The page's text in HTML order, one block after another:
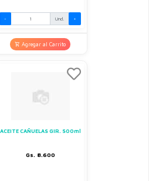
- Und. +
Agregar al Carrito
ACEITE CAÑUELAS GIR. 500ml
Gs. 8.600